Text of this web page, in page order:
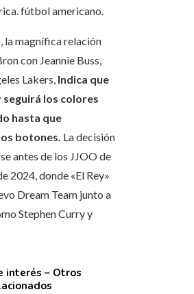
fútbol americano.
la magnífica relación
con Jeannie Buss,
Lakers, Indica que
los colores
hasta que
botones. La decisión
antes de los JJOO de
2024, donde «El Rey»
Dream Team junto a
Stephen Curry y
interés – Otros